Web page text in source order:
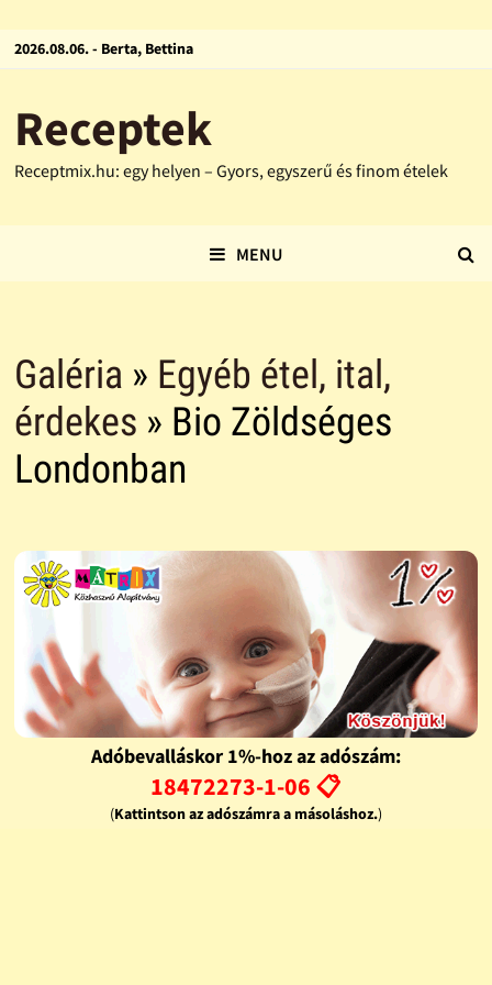
2026.08.06. - Berta, Bettina
Receptek
Receptmix.hu: egy helyen – Gyors, egyszerű és finom ételek
MENU
Galéria » Egyéb étel, ital,
érdekes » Bio Zöldséges
Londonban
Adóbevalláskor 1%-hoz az adószám:
18472273-1-06 📋
(Kattintson az adószámra a másoláshoz.)